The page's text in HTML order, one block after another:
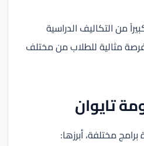
من التكاليف الدراسية
مثالية للطلاب من مختلف
تايوان
مختلفة، أبرزها: